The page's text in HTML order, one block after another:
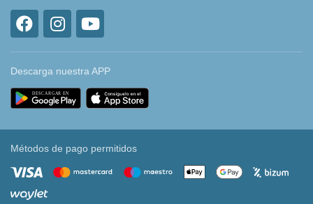
Descarga nuestra APP
Métodos de pago permitidos